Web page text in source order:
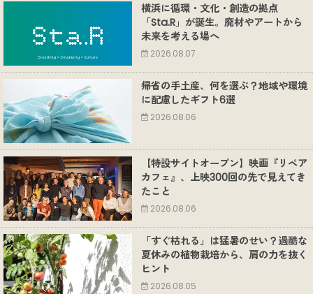
横浜に循環・文化・創造の拠点
「Sta.R」が誕生。廃材やアートから
未来を考える場へ
2026.08.07
帰省の手土産、何を選ぶ？地域や環境
に配慮したギフト6選
2026.08.06
【特設サイトオープン】映画『リペア
カフェ』、上映300回の先で見えてき
たこと
2026.08.06
「すぐ枯れる」は猛暑のせい？過酷な
夏休みの植物栽培から、肩の力を抜く
ヒント
2026.08.05